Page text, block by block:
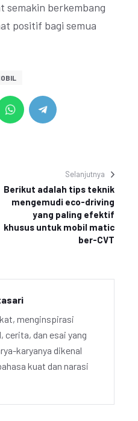
semakin berkembang
positif bagi semua
Selanjutnya
Berikut adalah tips teknik
mengemudi eco-driving
yang paling efektif
khusus untuk mobil matic
ber-CVT
menginspirasi
cerita, dan esai yang
karyanya dikenal
kuat dan narasi